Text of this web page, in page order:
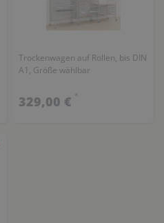
Trockenwagen auf Rollen, bis DIN
A1, Größe wählbar
329,00 € *